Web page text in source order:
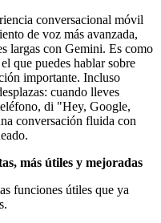
conversacional móvil
de voz más avanzada,
largas con Gemini. Es como
que puedes hablar sobre
importante. Incluso
cuando lleves
di "Hey, Google,
conversación fluida con
más útiles y mejoradas
funciones útiles que ya